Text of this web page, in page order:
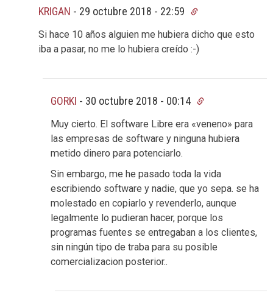
KRIGAN - 29 octubre 2018 - 22:59
Si hace 10 años alguien me hubiera dicho que esto
iba a pasar, no me lo hubiera creído :-)
GORKI - 30 octubre 2018 - 00:14
Muy cierto. El software Libre era «veneno» para
las empresas de software y ninguna hubiera
metido dinero para potenciarlo.
Sin embargo, me he pasado toda la vida
escribiendo software y nadie, que yo sepa. se ha
molestado en copiarlo y revenderlo, aunque
legalmente lo pudieran hacer, porque los
programas fuentes se entregaban a los clientes,
sin ningún tipo de traba para su posible
comercializacion posterior..